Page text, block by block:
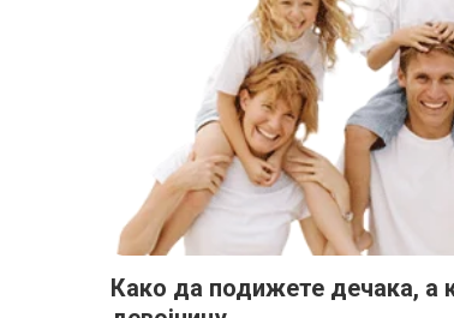
Како да подижете дечака, а